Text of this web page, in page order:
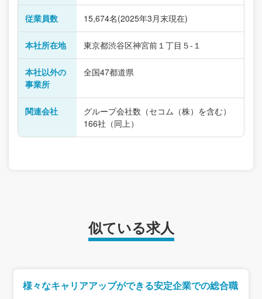
従業員数 15,674名(2025年3月末現在)
本社所在地 東京都渋谷区神宮前１丁目５-１
本社以外の
事業所
全国47都道県
関連会社
グループ会社数（セコム（株）を含む）
166社（同上）
似ている求人
様々なキャリアアップができる安定企業での総合職